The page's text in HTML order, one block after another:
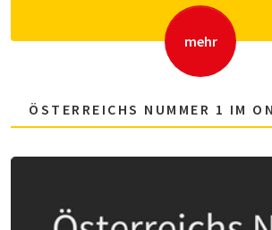
mehr
ÖSTERREICHS NUMMER 1 IM